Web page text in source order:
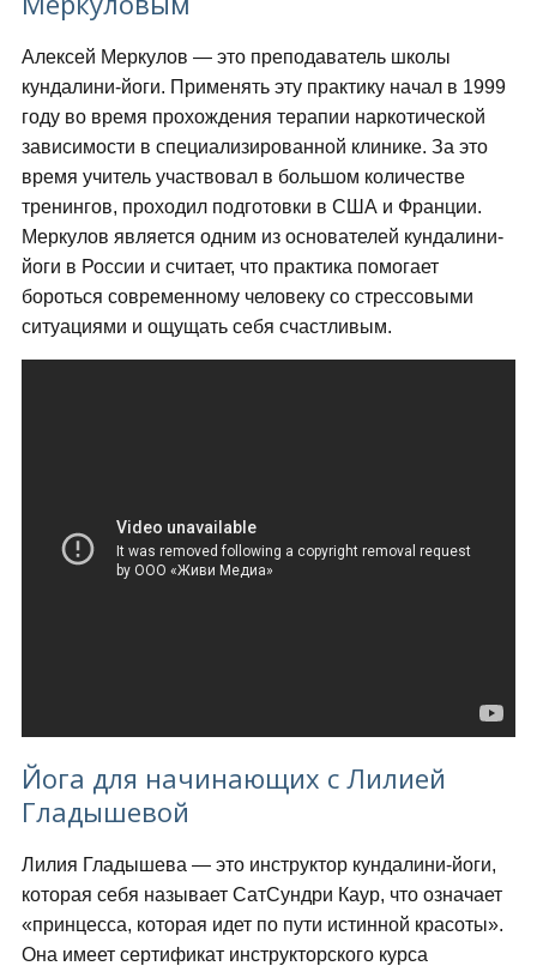
Алексей Меркулов — это преподаватель школы
кундалини-йоги. Применять эту практику начал в 1999
году во время прохождения терапии наркотической
зависимости в специализированной клинике. За это
время учитель участвовал в большом количестве
тренингов, проходил подготовки в США и Франции.
Меркулов является одним из основателей кундалини-
йоги в России и считает, что практика помогает
бороться современному человеку со стрессовыми
ситуациями и ощущать себя счастливым.
Йога для начинающих с Лилией
Гладышевой
Лилия Гладышева — это инструктор кундалини-йоги,
которая себя называет СатСундри Каур, что означает
«принцесса, которая идет по пути истинной красоты».
Она имеет сертификат инструкторского курса